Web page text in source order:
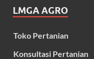
LMGA AGRO
Toko Pertanian
Konsultasi Pertanian